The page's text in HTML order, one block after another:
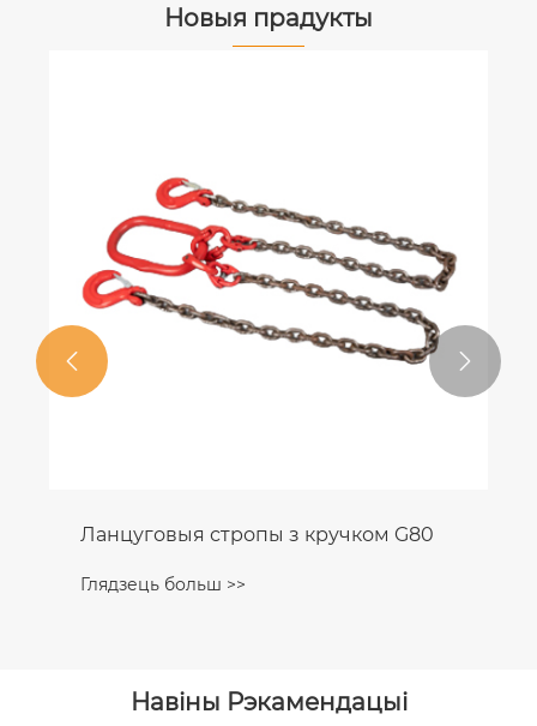
Новыя прадукты
Ланцуговыя стропы з кручком G80
Глядзець больш >>
 
Навіны Рэкамендацыі